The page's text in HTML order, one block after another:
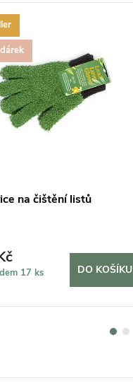
na čištění listů
17 ks DO KOŠÍKU